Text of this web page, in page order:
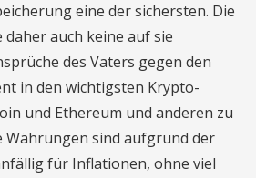
eine der sichersten. Die
auch keine auf sie
des Vaters gegen den
in den wichtigsten Krypto-
und Ethereum und anderen zu
Währungen sind aufgrund der
für Inflationen, ohne viel